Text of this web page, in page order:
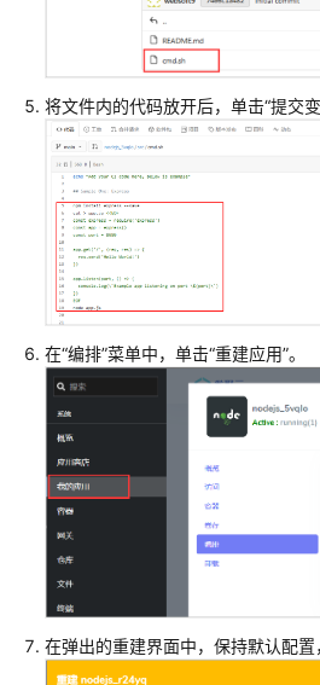
将文件内的代码放开后，单击“提交变
在“编排”菜单中，单击“重建应用”。
在弹出的重建界面中，保持默认配置